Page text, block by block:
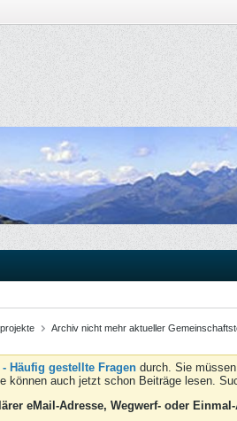
Archiv nicht mehr aktueller
- Häufig gestellte Fragen durch. Sie
können auch jetzt schon Beiträge lesen.
eMail-Adresse, Wegwerf- oder